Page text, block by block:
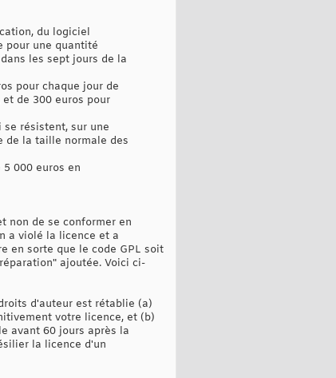
du logiciel
pour une quantité
les sept jours de la
pour chaque jour de
de 300 euros pour
résistent, sur une
de la taille normale des
000 euros en
non de se conformer en
a violé la licence et a
en sorte que le code GPL soit
ajoutée. Voici ci-
d'auteur est rétablie (a)
votre licence, et (b)
avant 60 jours après la
la licence d'un